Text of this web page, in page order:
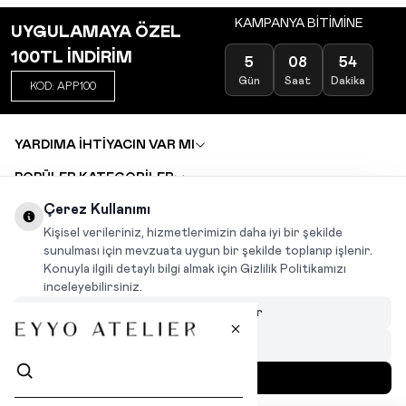
UYGULAMAYA ÖZEL
100TL İNDİRİM
KOD: APP100
KAMPANYA BİTİMİNE
5
Gün
08
Saat
54
Dakika
YARDIMA İHTİYACIN VAR MI
POPÜLER KATEGORİLER
DEĞİŞİM VE İADE TALEBİ
KARIYER
INSTAGRAM
Çerez Kullanımı
Kişisel verileriniz, hizmetlerimizin daha iyi bir şekilde
sunulması için mevzuata uygun bir şekilde toplanıp işlenir.
Konuyla ilgili detaylı bilgi almak için Gizlilik Politikamızı
inceleyebilirsiniz.
Çerezleri Özelleştir